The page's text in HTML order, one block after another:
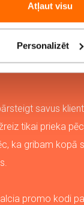
Atļaut visu
Personalizēt
- kā to
savus
tikai prieka
ka gribam kopā
promo kodi